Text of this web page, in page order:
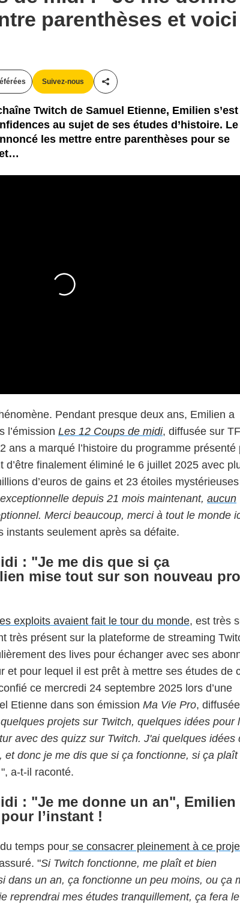
parenthèses et
Suivez-nous
Partager cet article
Twitch de Samuel Etienne, Emilien s’est
au sujet de ses études d’histoire. Le
les mettre entre parenthèses pour se
Pendant presque deux ans, Emilien a
l’émission Les 12 Coups de midi, diffusée sur
ans a marqué l’histoire du programme présenté
d’être finalement éliminé le 6 juillet 2025 avec
d’euros de gains et 23 étoiles
depuis 21 mois maintenant, aucun
Merci beaucoup, merci à tout le monde
instants seulement après sa défaite.
: "Je me dis que si ça
mise tout sur son nouveau
exploits avaient fait le tour du monde, est très
très présent sur la plateforme de streaming
des lives pour échanger avec ses
et pour lequel il est prêt à mettre ses études de
ce mercredi 24 septembre 2025 lors d’une
Etienne dans son émission Ma Vie Pro,
projets sur Twitch, quelques idées pour
avec des quizz sur Twitch. J'ai quelques idées
et donc je me dis que si ça fonctionne, si ça plaît
", a-t-il raconté.
: "Je me donne un an", Emilien
l’instant !
temps pour se consacrer pleinement à ce
"Si Twitch fonctionne, me plaît et bien
dans un an, ça fonctionne un peu moins, ou ça
reprendrai mes études tranquillement, ça fera